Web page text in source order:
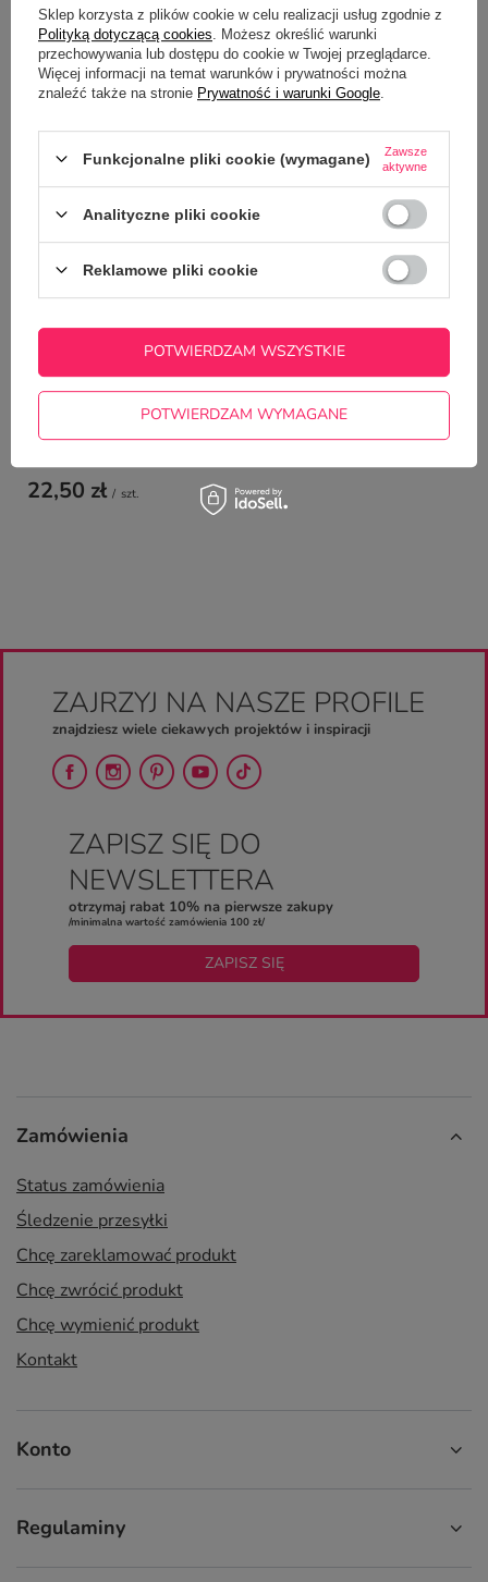
Zadaj pytanie a my odpowiemy
niezwłocznie, najciekawsze pytania i
odpowiedzi publikując dla innych.
ZADAJ PYTANIE
NAJCZĘŚCIEJ KUPOWANE Z
TYM TOWAREM
Świąteczny kubek z nadrukiem - Świętego
22,50 zł / szt.
Smycz do kluczy -
7,50 zł
ZAJRZYJ NA NASZE PROFILE
znajdziesz wiele ciekawych projektów i inspiracji
ZAPISZ SIĘ DO
NEWSLETTERA
otrzymaj rabat 10% na pierwsze zakupy
/minimalna wartość zamówienia 100 zł/
ZAPISZ SIĘ
Zamówienia
Status zamówienia
Śledzenie przesyłki
Chcę zareklamować produkt
Chcę zwrócić produkt
Chcę wymienić produkt
Kontakt
Konto
Regulaminy
Sklep korzysta z plików cookie w celu realizacji usług zgodnie z
Polityką dotyczącą cookies . Możesz określić warunki
przechowywania lub dostępu do cookie w Twojej przeglądarce.
Więcej informacji na temat warunków i prywatności można
znaleźć także na stronie Prywatność i warunki Google
Funkcjonalne pliki cookie (wymagane)
Zawsze
aktywne
Analityczne pliki cookie
Reklamowe pliki cookie
POTWIERDZAM WYMAGANE
POTWIERDZAM WSZYSTKIE